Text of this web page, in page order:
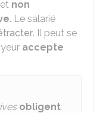
et non
. Le salarié
. Il peut se
accepte
obligent